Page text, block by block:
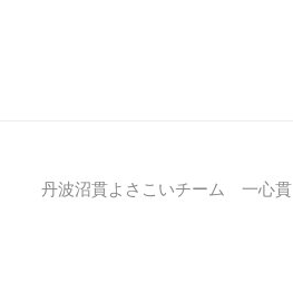
丹波沼貫よさこいチーム 一心貫